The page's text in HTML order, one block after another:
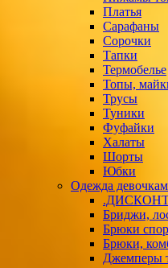
Платья
Сарафаны
Сорочки
Тапки
Термобелье
Топы,
Трусы
Туники
Фуфайки
Халаты
Шорты
Юбки
Одежда
Бриджи,
Брюки
Брюки,
Джемперы